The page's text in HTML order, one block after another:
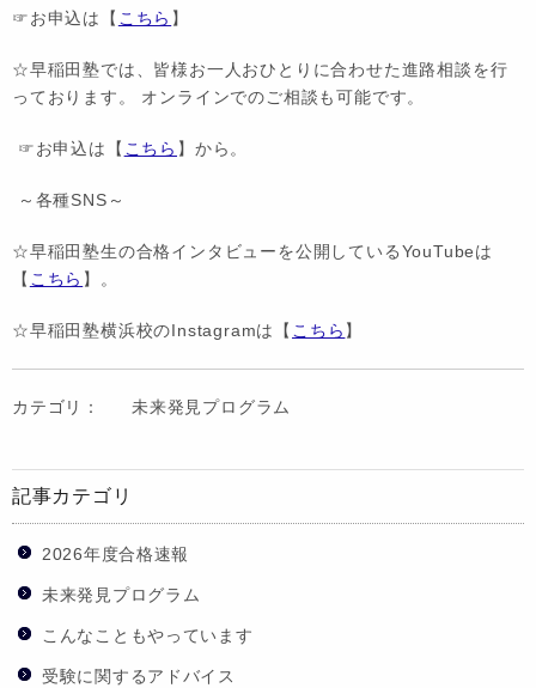
☞お申込は【 こちら 】
☆早稲田塾では、皆様お一人おひとりに合わせた進路相談を行
っております。 オンラインでのご相談も可能です。
☞お申込は【 こちら 】から。
～各種SNS～
☆早稲田塾生の合格インタビューを公開しているYouTubeは
【 こちら 】。
☆早稲田塾横浜校のInstagramは【 こちら 】
カテゴリ： 未来発見プログラム
記事カテゴリ
2026年度合格速報
未来発見プログラム
こんなこともやっています
受験に関するアドバイス